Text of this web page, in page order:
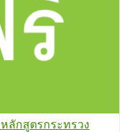
ลักสูตรกระทรวง